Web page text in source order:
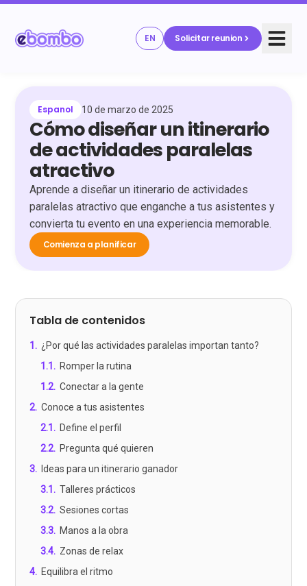
EN Solicitar reunion
Espanol 10 de marzo de 2025
Cómo diseñar un itinerario
de actividades paralelas
atractivo
Aprende a diseñar un itinerario de actividades
paralelas atractivo que enganche a tus asistentes y
convierta tu evento en una experiencia memorable.
Comienza a planificar
Tabla de contenidos
1 . ¿Por qué las actividades paralelas importan tanto?
1.1 . Romper la rutina
1.2. Conectar a la gente
2. Conoce a tus asistentes
2.1 . Define el perfil
2.2. Pregunta qué quieren
3. Ideas para un itinerario ganador
3.1 . Talleres prácticos
3.2. Sesiones cortas
3.3. Manos a la obra
3.4. Zonas de relax
4. Equilibra el ritmo